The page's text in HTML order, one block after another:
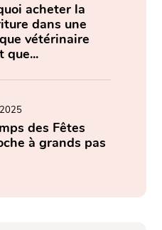
acheter la
dans une
vétérinaire
que...
des Fêtes
à grands pas